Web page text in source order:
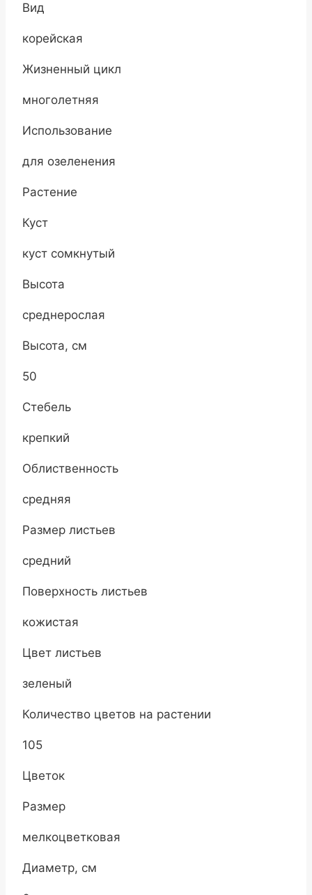
Вид
корейская
Жизненный цикл
многолетняя
Использование
для озеленения
Растение
Куст
куст сомкнутый
Высота
среднерослая
Высота, см
50
Стебель
крепкий
Облиственность
средняя
Размер листьев
средний
Поверхность листьев
кожистая
Цвет листьев
зеленый
Количество цветов на растении
105
Цветок
Размер
мелкоцветковая
Диаметр, см